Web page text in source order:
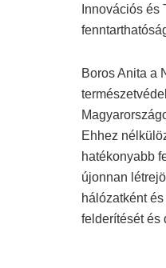
Innovációs
Boros Anita a
Ehhez
hatékonyabb
újonnan
hálózatként
felderítését és